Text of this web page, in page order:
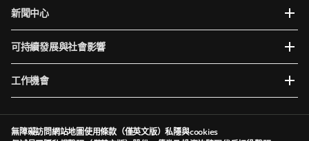
新聞中心
可持續發展與社會影響
工作機會
無障礙訪問網站地圖使用條款（僅英文版）私隱與cookies